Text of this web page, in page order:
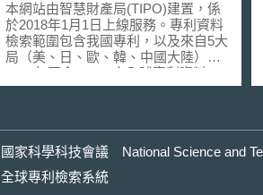
本網站由智慧財產局(TIPO)建置，係
於2018年1月1日上線服務。專利資料
檢索範圍包含我國專利，以及來自5大
局（美、日、歐、韓、中國大陸）自
2006年至今(2019)之全球專利資料。
免費加入會員後，亦可進一步使用統
國家科學科技會議 National Science and
全球專利檢索系統